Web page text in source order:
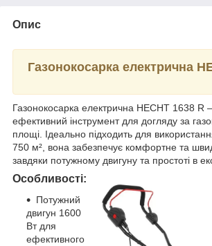
Опис
Газонокосарка електрична
Газонокосарка електрична HECHT 1638 R
ефективний інструмент для догляду за
площі. Ідеально підходить для
750 м², вона забезпечує комфортне та
завдяки потужному двигуну та простоті в
Особливості:
Потужний
двигун 1600
Вт для
ефективного